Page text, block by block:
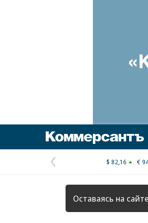
Предыдущая
страница
$ 82,16 €
Оставаясь на